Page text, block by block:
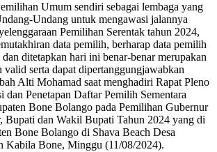
Umum sendiri sebagai lembaga yang
Undang untuk mengawasi jalannya
Pemilihan Serentak tahun 2024,
data pemilih, berharap data pemilih
ditetapkan hari ini benar-benar merupakan
valid serta dapat dipertanggungjawabkan
Alti Mohamad saat menghadiri Rapat Pleno
dan Penetapan Daftar Pemilih Sementara
Bone Bolango pada Pemilihan Gubernur
Bupati dan Wakil Bupati Tahun 2024 yang di
Bone Bolango di Shava Beach Desa
Kabila Bone, Minggu (11/08/2024).